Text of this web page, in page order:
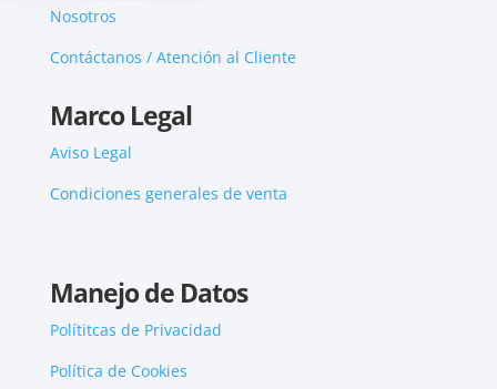
Nosotros
Contáctanos / Atención al Cliente
Marco Legal
Aviso Legal
Condiciones generales de venta
Manejo de Datos
Polítitcas de Privacidad
Política de Cookies